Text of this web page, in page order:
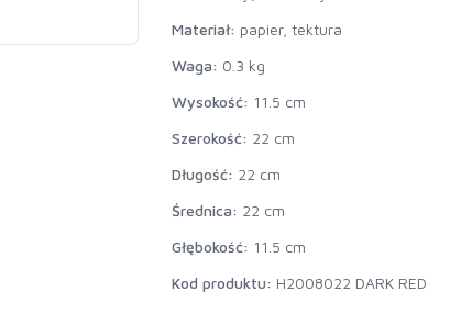
Materiał: papier, tektura
Waga: 0.3 kg
Wysokość: 11.5 cm
Szerokość: 22 cm
Długość: 22 cm
Średnica: 22 cm
Głębokość: 11.5 cm
Kod produktu: H2008022 DARK RED